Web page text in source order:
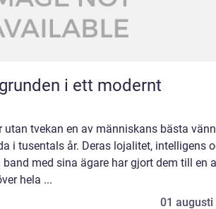
utan tvekan en av människans bästa
i tusentals år. Deras lojalitet, intelligens
med sina ägare har gjort dem till en
hela ...
01 augusti